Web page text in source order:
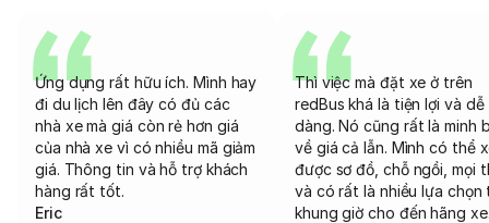
Ứng dụng rất hữu ích. Mình hay
đi du lịch lên đây có đủ các
nhà xe mà giá còn rẻ hơn giá
của nhà xe vì có nhiều mã giảm
giá. Thông tin và hỗ trợ khách
hàng rất tốt.
Eric
Thì việc mà đặt xe ở trên
redBus khá là tiện lợi và dễ
dàng. Nó cũng rất là minh
về giá cả lẫn. Mình có thể
được sơ đồ, chỗ ngồi, mọi
và có rất là nhiều lựa chọn
khung giờ cho đến hãng